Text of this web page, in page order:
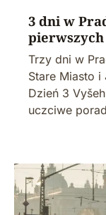
3 dni w
Trzy dni w
Stare Miasto
Dzień 3
uczciwe